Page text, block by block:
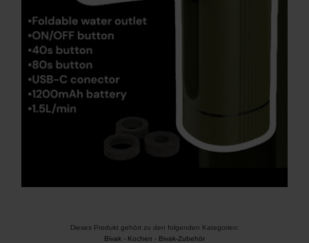
Dieses Produkt gehört zu den folgenden Kategorien:
Bivak - Kochen - Bivak-Zubehör